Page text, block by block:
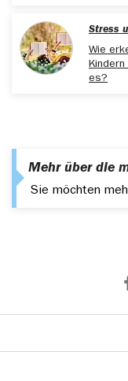
Stress
Wie
es?
Mehr über die